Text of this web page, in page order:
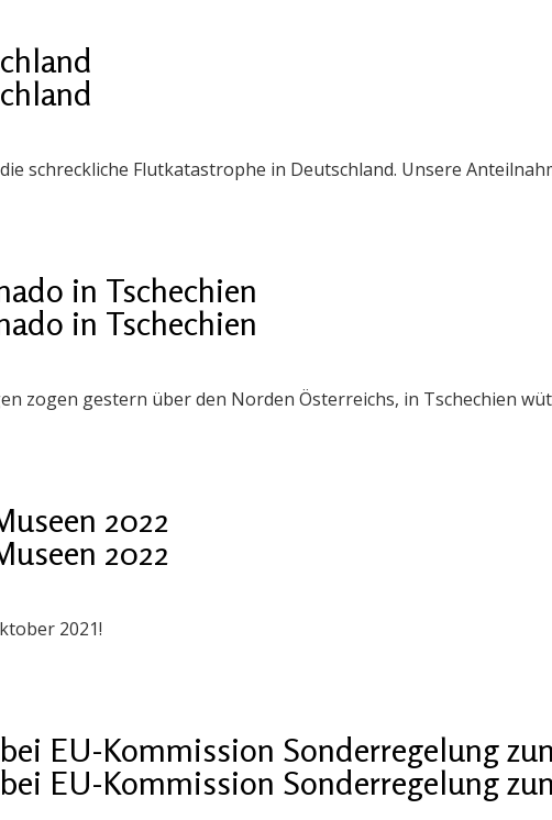
schreckliche Flutkatastrophe in Deutschland. Unsere
in Tschechien
in Tschechien
zogen gestern über den Norden Österreichs, in Tschechien
2022
2022
2021!
EU-Kommission Sonderregelung
EU-Kommission Sonderregelung